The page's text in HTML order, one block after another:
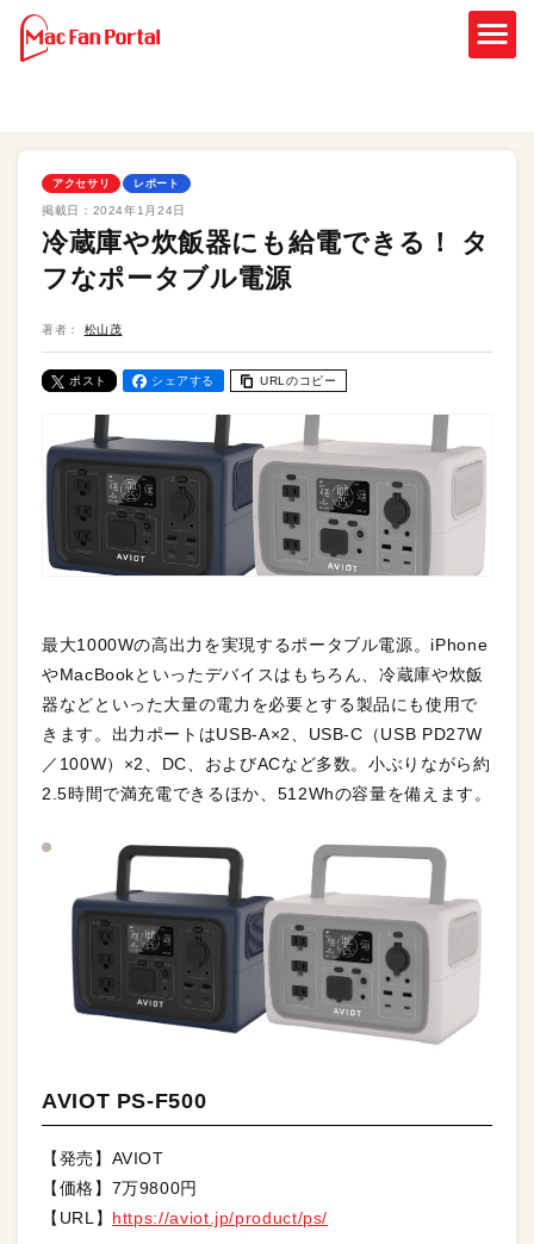
アクセサリ レポート
掲載日： 2024年1月24日
冷蔵庫や炊飯器にも給電できる！ タ
フなポータブル電源
著者： 松山茂
ポスト シェアする URLのコピー
最大1000Wの高出力を実現するポータブル電源。iPhone
やMacBookといったデバイスはもちろん、冷蔵庫や炊飯
器などといった大量の電力を必要とする製品にも使用で
きます。出力ポートはUSB-A×2、USB-C（USB PD27W
／100W）×2、DC、およびACなど多数。小ぶりながら約
2.5時間で満充電できるほか、512Whの容量を備えます。
AVIOT PS-F500
【発売】AVIOT
【価格】7万9800円
【URL】 https://aviot.jp/product/ps/